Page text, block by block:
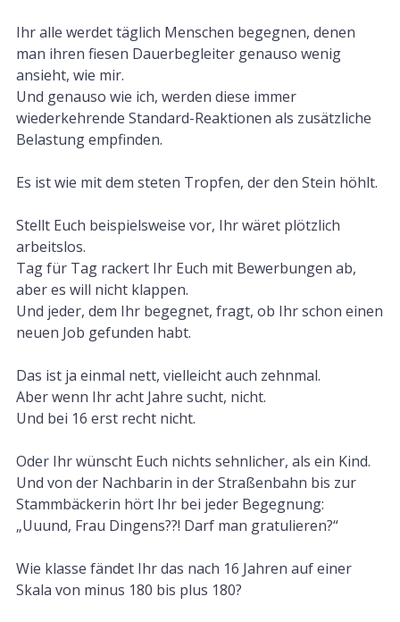
Ihr alle werdet täglich Menschen begegnen, denen
man ihren fiesen Dauerbegleiter genauso wenig
ansieht, wie mir.
Und genauso wie ich, werden diese immer
wiederkehrende Standard-Reaktionen als zusätzliche
Belastung empfinden.
Es ist wie mit dem steten Tropfen, der den Stein höhlt.
Stellt Euch beispielsweise vor, Ihr wäret plötzlich
arbeitslos.
Tag für Tag rackert Ihr Euch mit Bewerbungen ab,
aber es will nicht klappen.
Und jeder, dem Ihr begegnet, fragt, ob Ihr schon einen
neuen Job gefunden habt.
Das ist ja einmal nett, vielleicht auch zehnmal.
Aber wenn Ihr acht Jahre sucht, nicht.
Und bei 16 erst recht nicht.
Oder Ihr wünscht Euch nichts sehnlicher, als ein Kind.
Und von der Nachbarin in der Straßenbahn bis zur
Stammbäckerin hört Ihr bei jeder Begegnung:
„Uuund, Frau Dingens??! Darf man gratulieren?“
Wie klasse fändet Ihr das nach 16 Jahren auf einer
Skala von minus 180 bis plus 180?